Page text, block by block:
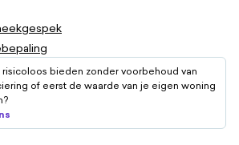
risicoloos bieden zonder voorbehoud van
of eerst de waarde van je eigen woning